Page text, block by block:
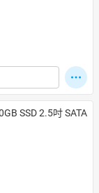
SSD 2.5吋 SATA